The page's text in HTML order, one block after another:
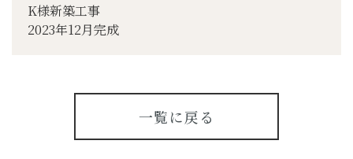
K様新築工事
2023年12月完成
一覧に戻る